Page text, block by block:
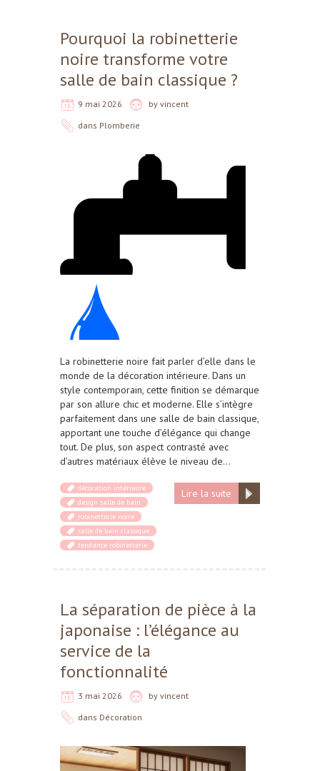
Pourquoi la robinetterie
noire transforme votre
salle de bain classique ?
9 mai 2026 by vincent
dans Plomberie
La robinetterie noire fait parler d’elle dans le
monde de la décoration intérieure. Dans un
style contemporain, cette finition se démarque
par son allure chic et moderne. Elle s’intègre
parfaitement dans une salle de bain classique,
apportant une touche d’élégance qui change
tout. De plus, son aspect contrasté avec
d’autres matériaux élève le niveau de…
Lire la suite
décoration intérieure
design salle de bain
robinetterie noire
salle de bain classique
tendance robinetterie
La séparation de pièce à la
japonaise : l’élégance au
service de la
fonctionnalité
3 mai 2026 by vincent
dans Décoration